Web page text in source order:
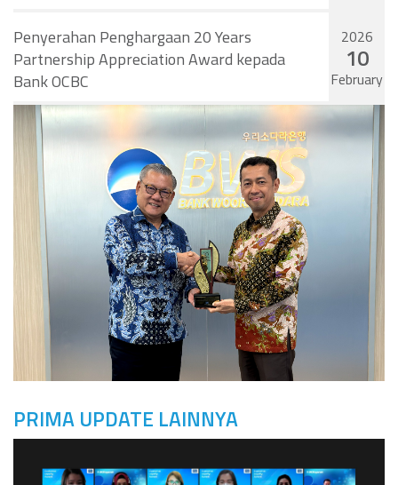
Penyerahan Penghargaan 20 Years
Partnership Appreciation Award kepada
Bank OCBC
2026
10
February
PRIMA UPDATE LAINNYA